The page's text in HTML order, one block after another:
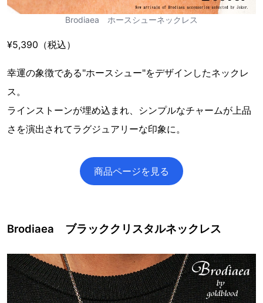
Brodiaea ホースシューネックレス
¥5,390（税込）
幸運の象徴である"ホースシュー"をデザインしたネックレ
ス。
ラインストーンが埋め込まれ、シンプルなチャームが上品
さを演出されてラグジュアリーな印象に。
商品ページを見る
Brodiaea ブラッククリスタルネックレス